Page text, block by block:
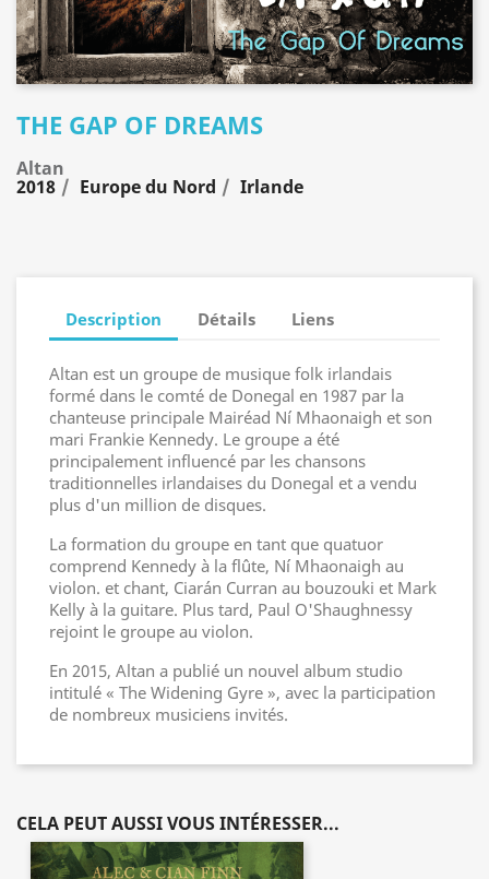
THE GAP OF DREAMS
Altan
2018 Europe du Nord Irlande
Description Détails Liens
Altan est un groupe de musique folk irlandais
formé dans le comté de Donegal en 1987 par la
chanteuse principale Mairéad Ní Mhaonaigh et son
mari Frankie Kennedy. Le groupe a été
principalement influencé par les chansons
traditionnelles irlandaises du Donegal et a vendu
plus d'un million de disques.
La formation du groupe en tant que quatuor
comprend Kennedy à la flûte, Ní Mhaonaigh au
violon. et chant, Ciarán Curran au bouzouki et Mark
Kelly à la guitare. Plus tard, Paul O'Shaughnessy
rejoint le groupe au violon.
En 2015, Altan a publié un nouvel album studio
intitulé « The Widening Gyre », avec la participation
de nombreux musiciens invités.
CELA PEUT AUSSI VOUS INTÉRESSER...